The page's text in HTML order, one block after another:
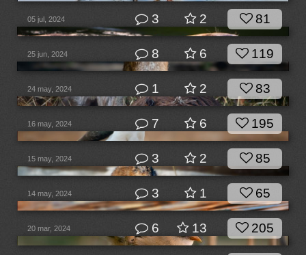
05 jul, 2024 3 2 81
25 jun, 2024 8 6 119
24 may, 2024 1 2 83
16 may, 2024 7 6 195
15 may, 2024 3 2 85
14 may, 2024 3 1 65
20 mar, 2024 6 13 205